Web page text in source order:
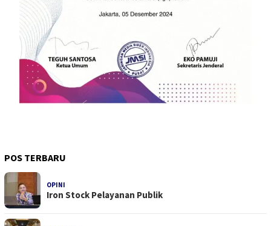
POS TERBARU
OPINI
Iron Stock Pelayanan Publik